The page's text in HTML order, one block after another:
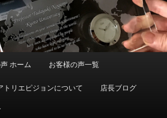
ホーム お客様の声一覧
トリエピジョンについて 店長ブログ